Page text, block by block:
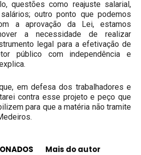
questões como reajuste salarial,
outro ponto que podemos
a aprovação da Lei, estamos
a necessidade de realizar
legal para a efetivação de
público com independência e
em defesa dos trabalhadores e
contra esse projeto e peço que
para que a matéria não tramite
Mais do autor